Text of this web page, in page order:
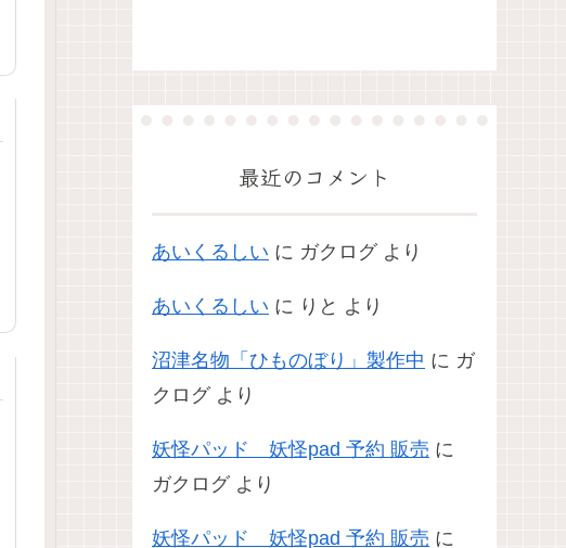
最近のコメント
あいくるしい に ガクログより
あいくるしい に りと より
沼津名物「ひものぼり」製作中 に ガ
クログより
妖怪パッド 妖怪pad 予約 販売 に
ガクログより
妖怪パッド 妖怪pad 予約 販売 に